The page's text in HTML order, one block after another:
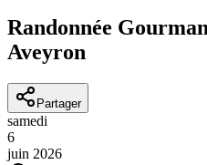
Randonnée
Aveyron
Partager
samedi
6
juin 2026